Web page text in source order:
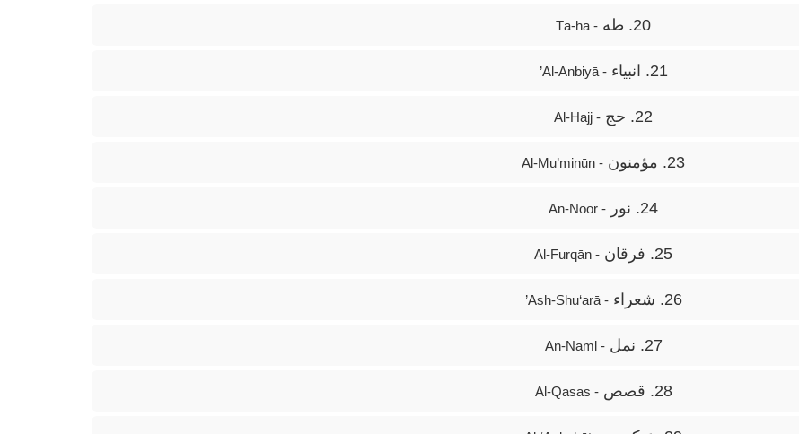
20. طه - Tā-ha
21. انبیاء - Al-Anbiyā’
22. حج - Al-Hajj
23. مؤمنون - Al-Mu’minūn
24. نور - An-Noor
25. فرقان - Al-Furqān
26. شعراء - Ash-Shu‘arā’
27. نمل - An-Naml
28. قصص - Al-Qasas